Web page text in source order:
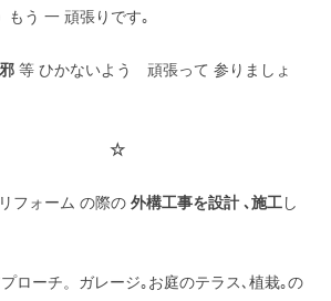
一 頑張りです｡
等 ひかないよう 頑張って 参りましょ
フォーム の際の 外構工事を設計 ､施工し
ローチ。ガレージ｡お庭のテラス､植栽｡の